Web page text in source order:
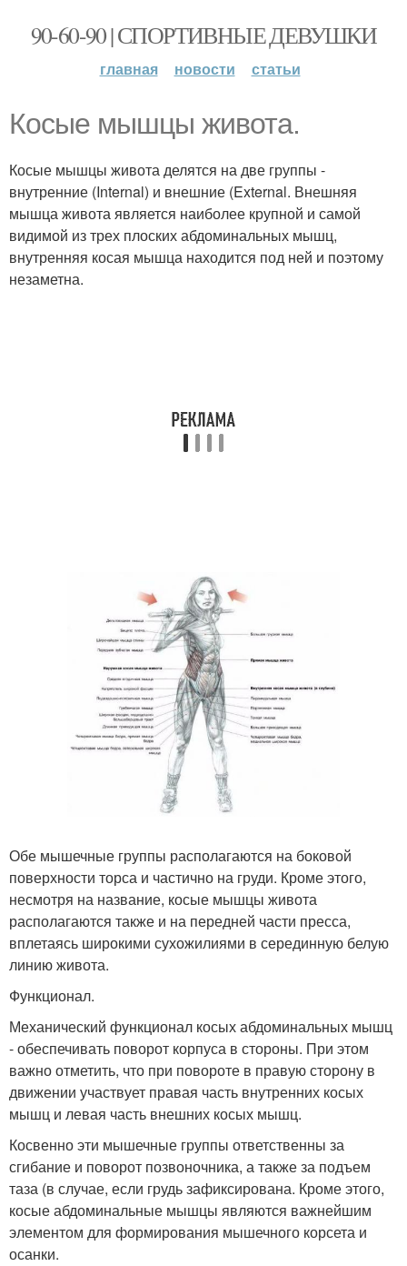
90-60-90 | СПОРТИВНЫЕ ДЕВУШКИ
главная новости статьи
Косые мышцы живота.
Косые мышцы живота делятся на две группы -
внутренние (Internal) и внешние (External. Внешняя
мышца живота является наиболее крупной и самой
видимой из трех плоских абдоминальных мышц,
внутренняя косая мышца находится под ней и поэтому
незаметна.
Обе мышечные группы располагаются на боковой
поверхности торса и частично на груди. Кроме этого,
несмотря на название, косые мышцы живота
располагаются также и на передней части пресса,
вплетаясь широкими сухожилиями в серединную белую
линию живота.
Функционал.
Механический функционал косых абдоминальных мышц
- обеспечивать поворот корпуса в стороны. При этом
важно отметить, что при повороте в правую сторону в
движении участвует правая часть внутренних косых
мышц и левая часть внешних косых мышц.
Косвенно эти мышечные группы ответственны за
сгибание и поворот позвоночника, а также за подъем
таза (в случае, если грудь зафиксирована. Кроме этого,
косые абдоминальные мышцы являются важнейшим
элементом для формирования мышечного корсета и
осанки.